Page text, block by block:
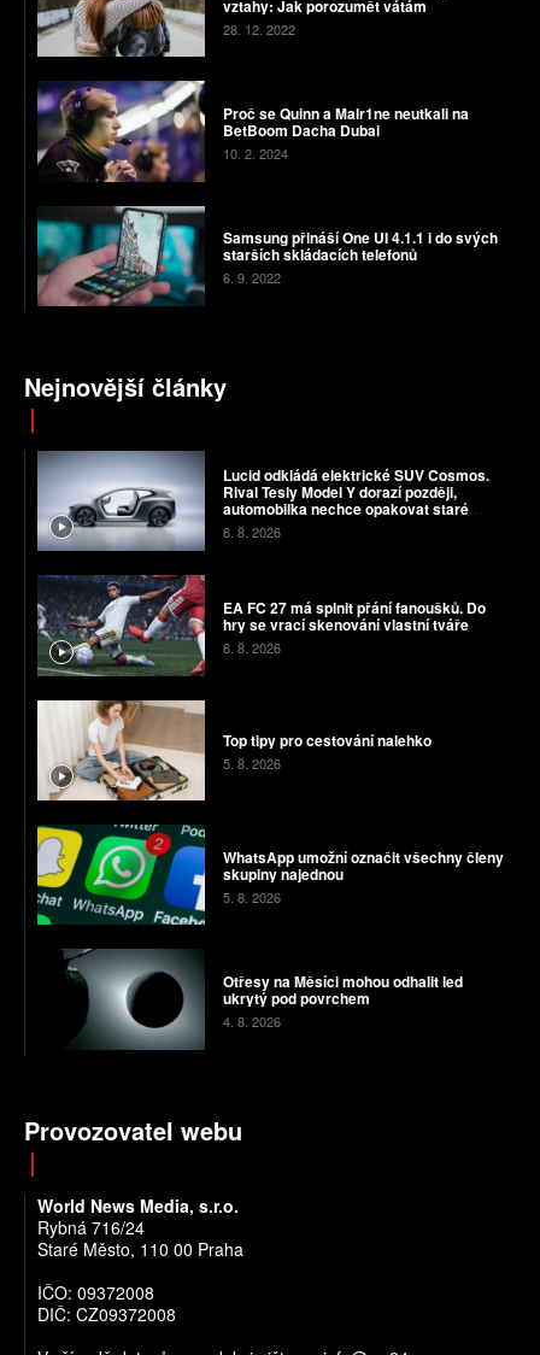
vztahy: Jak porozumět vátám
28. 12. 2022
Proč se Quinn a Malr1ne neutkali na
BetBoom Dacha Dubai
10. 2. 2024
Samsung přináší One UI 4.1.1 i do svých
starších skládacích telefonů
6. 9. 2022
Nejnovější články
Lucid odkládá elektrické SUV Cosmos.
Rival Tesly Model Y dorazí později,
automobilka nechce opakovat staré
chyby
6. 8. 2026
EA FC 27 má splnit přání fanoušků. Do
hry se vrací skenování vlastní tváře
6. 8. 2026
Top tipy pro cestování nalehko
5. 8. 2026
WhatsApp umožní označit všechny členy
skupiny najednou
5. 8. 2026
Otřesy na Měsíci mohou odhalit led
ukrytý pod povrchem
4. 8. 2026
Provozovatel webu
World News Media, s.r.o.
Rybná 716/24
Staré Město, 110 00 Praha
IČO: 09372008
DIČ: CZ09372008